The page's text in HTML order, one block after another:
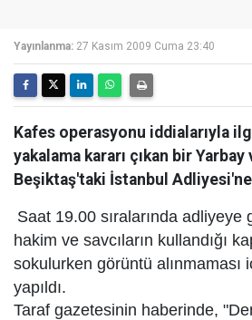
Yayınlanma: 27 Kasım 2009 Cuma 23:40
Kafes operasyonu iddialarıyla
yakalama kararı çıkan bir Yarbay
Beşiktaş'taki İstanbul
Saat 19.00 sıralarında adliyeye
hakim ve savcıların kullandığı
sokulurken görüntü alınmaması
yapıldı.
Taraf gazetesinin haberinde,